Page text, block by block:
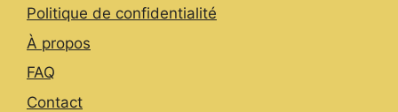
Politique de confidentialité
À propos
FAQ
Contact